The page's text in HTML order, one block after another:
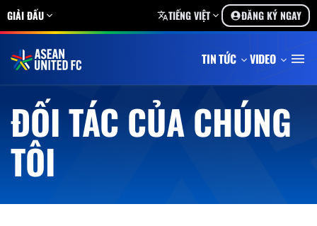
GIẢI ĐẤU TIẾNG VIỆT ĐĂNG KÝ NGAY
TIN TỨC VIDEO
ĐỐI TÁC CỦA CHÚNG
TÔI